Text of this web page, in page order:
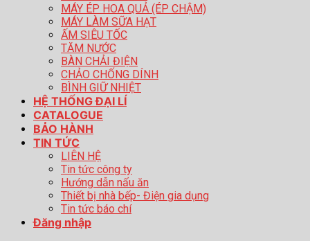
MÁY ÉP HOA QUẢ (ÉP CHẬM)
MÁY LÀM SỮA HẠT
ẤM SIÊU TỐC
TĂM NƯỚC
BÀN CHẢI ĐIỆN
CHẢO CHỐNG DÍNH
BÌNH GIỮ NHIỆT
HỆ THỐNG ĐẠI LÍ
CATALOGUE
BẢO HÀNH
TIN TỨC
LIÊN HỆ
Tin tức công ty
Hướng dẫn nấu ăn
Thiết bị nhà bếp- Điện gia dụng
Tin tức báo chí
Đăng nhập